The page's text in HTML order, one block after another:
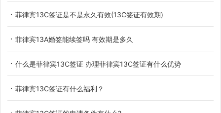
菲律宾13C签证是不是永久有效(13C签证有效期)
菲律宾13A婚签能续签吗 有效期是多久
什么是菲律宾13C签证 办理菲律宾13C签证有什么优势
菲律宾13C签证有什么福利？